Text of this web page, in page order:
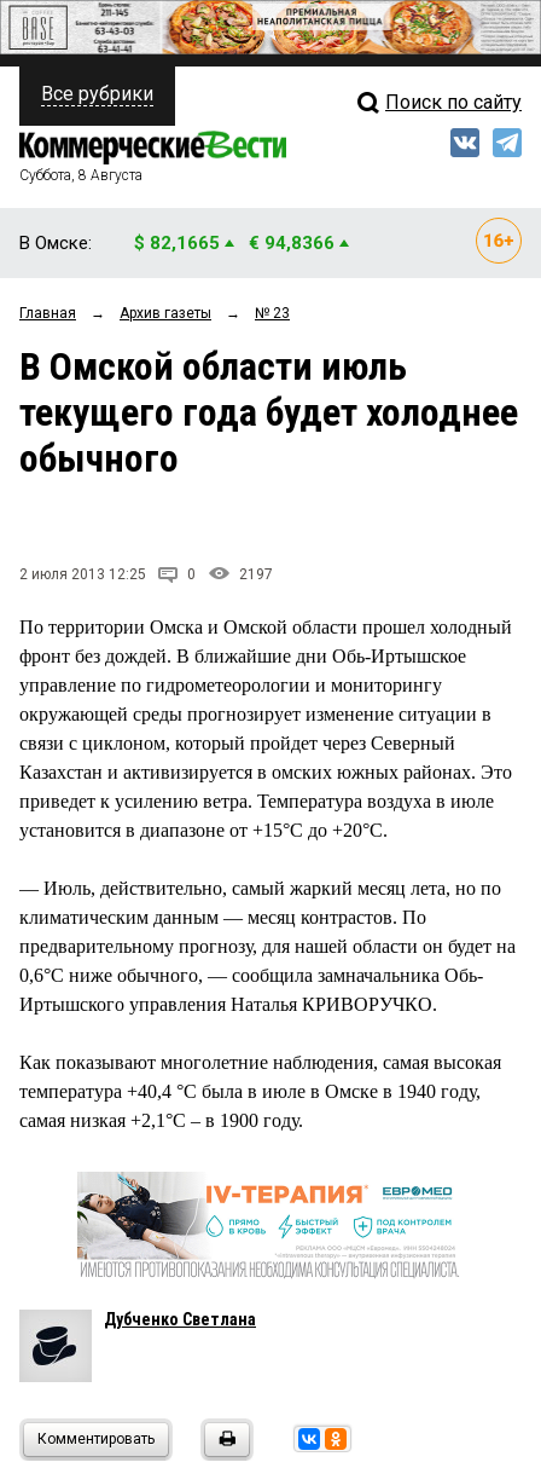
ПОЛИТИКА
ФИНАНСЫ
ОБЩЕСТВО
ЗАКОН
НОВОСТИ КОМПАНИЙ
Свежий выпуск
Рейтинги
Блоги
Все рубрики Поиск по сайту
Суббота, 8 Августа
В Омске: $ 82,1665 € 94,8366
Главная → Архив газеты → № 23
В Омской области июль
текущего года будет холоднее
обычного
2 июля 2013 12:25 0 2197
По территории Омска и Омской области прошел холодный
фронт без дождей. В ближайшие дни Обь-Иртышское
управление по гидрометеорологии и мониторингу
окружающей среды прогнозирует изменение ситуации в
связи с циклоном, который пройдет через Северный
Казахстан и активизируется в омских южных районах. Это
приведет к усилению ветра. Температура воздуха в июле
установится в диапазоне от +15°С до +20°С.
— Июль, действительно, самый жаркий месяц лета, но по
климатическим данным — месяц контрастов. По
предварительному прогнозу, для нашей области он будет на
0,6°С ниже обычного, — сообщила замначальника Обь-
Иртышского управления Наталья КРИВОРУЧКО.
Как показывают многолетние наблюдения, самая высокая
температура +40,4 °С была в июле в Омске в 1940 году,
самая низкая +2,1°С – в 1900 году.
Дубченко Светлана
Комментировать